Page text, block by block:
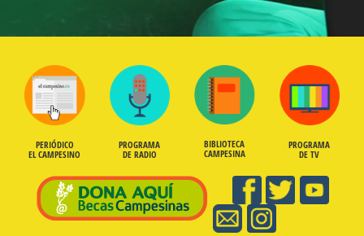
PERIÓDICO
EL CAMPESINO
PROGRAMA
DE RADIO
BIBLIOTECA
CAMPESINA
PROGRAMA
DE TV